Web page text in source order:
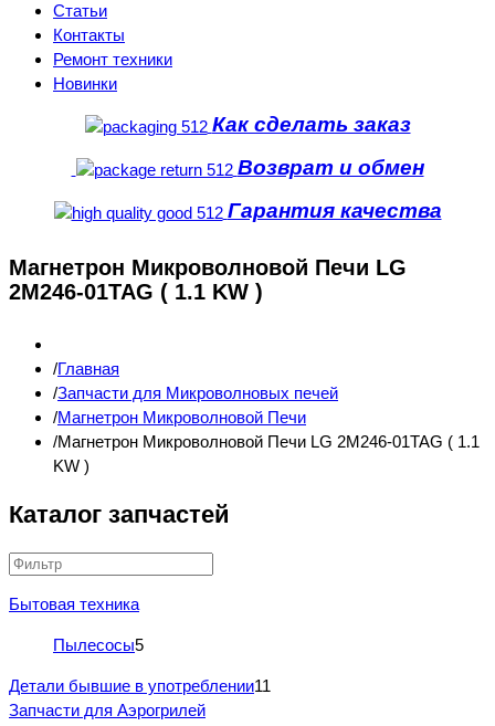
Статьи
Контакты
Ремонт техники
Новинки
Как сделать заказ
Возврат и обмен
Гарантия качества
Магнетрон Микроволновой Печи LG
2M246-01TAG ( 1.1 KW )
Главная
Запчасти для Микроволновых печей
Магнетрон Микроволновой Печи
Магнетрон Микроволновой Печи LG 2M246-01TAG ( 1.1
KW )
Каталог запчастей
Бытовая техника
Пылесосы5
Детали бывшие в употреблении11
Запчасти для Аэрогрилей